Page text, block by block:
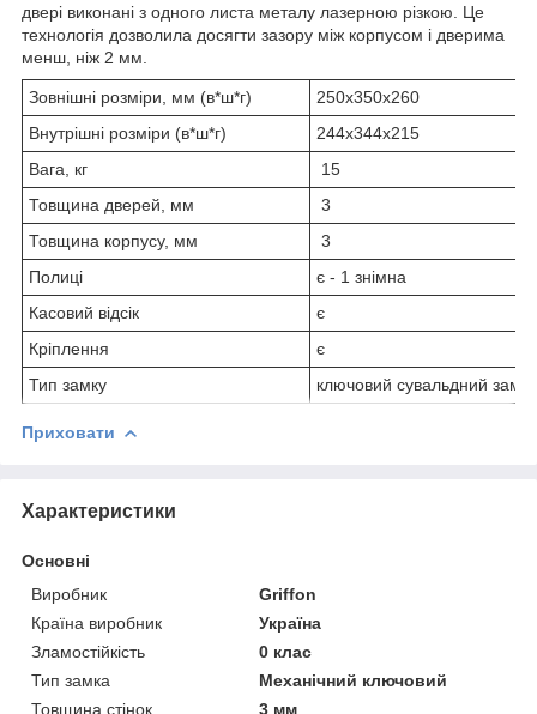
двері виконані з одного листа металу лазерною різкою. Це
технологія дозволила досягти зазору між корпусом і дверима
менш, ніж 2 мм.
Зовнішні розміри, мм (в*ш*г)
250х350х260
Внутрішні розміри (в*ш*г)
244х344х215
Вага, кг
15
Товщина дверей, мм
3
Товщина корпусу, мм
3
Полиці
є - 1 знімна
Касовий відсік
є
Кріплення
є
Тип замку
ключовий сувальдний замок
Приховати
Характеристики
Основні
Виробник
Griffon
Країна виробник
Україна
Зламостійкість
0 клас
Тип замка
Механічний ключовий
Товщина стінок
3 мм